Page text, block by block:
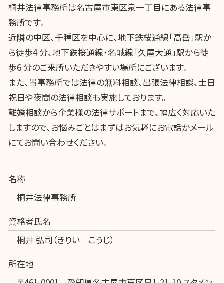
桐井法律事務所は名古屋市東区泉一丁目にある法律事
務所です。
近隣の中区、千種区を中心に、地下鉄桜通線「高岳」駅か
ら徒歩4 分、地下鉄桜通線・名城線「久屋大通」駅から徒
歩6 分のご来所いただきやすい場所にございます。
また、当事務所では法律の無料相談、出張法律相談、土日
祝日や夜間の法律相談も実施しております。
離婚相談から企業様の法律サポートまで、幅広く対応いた
しますので、お悩みごとはまずはお気軽にお電話かメール
にてお問い合わせください。
名称
桐井法律事務所
資格者氏名
桐井 弘司（きりい こうじ）
所在地